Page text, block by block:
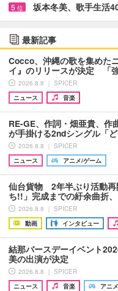
5 位 坂本冬美、歌手生活
最新記事
Cocco、沖縄の歌を集めた
イ』のリリースが決定 「
2026.8.8 ｜ SPICER
ニュース
音楽
RE-GE、作詞・畑亜貴、作
が手掛ける2ndシングル「
2026.8.8 ｜ SPICER
ニュース
アニメ/ゲーム
仙台貨物 2年半ぶり活動
ち!!」完成までの紆余曲折
2026.8.8 ｜ SPICER
動画
インタビュー
結那バースデーイベント
美の出演が決定
2026.8.8 ｜ SPICER
ニュース
音楽 アニ